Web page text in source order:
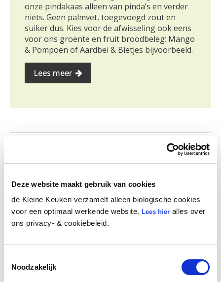
Deze website maakt gebruik van cookies
de Kleine Keuken verzamelt alleen biologische cookies
voor een optimaal werkende website. Lees hier alles over
ons privacy- & cookiebeleid.
Noodzakelijk
onze pindakaas alleen van pinda’s en verder
niets. Geen palmvet, toegevoegd zout en
suiker dus. Kies voor de afwisseling ook eens
voor ons groente en fruit broodbeleg: Mango
& Pompoen of Aardbei & Bietjes bijvoorbeeld.
Lees meer
Biologisch Vezels